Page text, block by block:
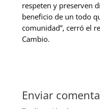
respeten y preserven
beneficio de un todo
comunidad”, cerró el
Cambio.
Enviar